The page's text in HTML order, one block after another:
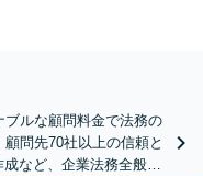
ブルな顧問料金で法務の
問先70社以上の信頼と
など、企業法務全般に